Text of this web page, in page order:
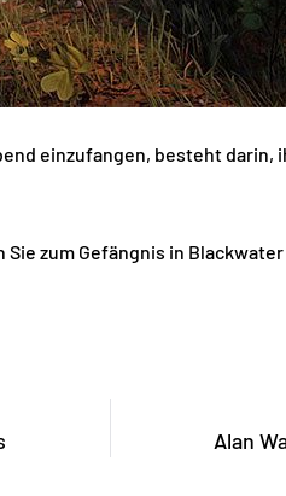
einzufangen, besteht darin,
zum Gefängnis in
Alan